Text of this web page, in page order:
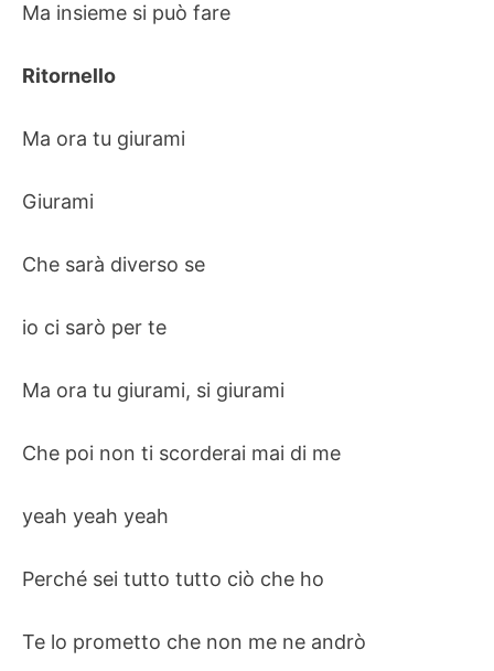
Ma insieme si può fare
Ritornello
Ma ora tu giurami
Giurami
Che sarà diverso se
io ci sarò per te
Ma ora tu giurami, si giurami
Che poi non ti scorderai mai di me
yeah yeah yeah
Perché sei tutto tutto ciò che ho
Te lo prometto che non me ne andrò